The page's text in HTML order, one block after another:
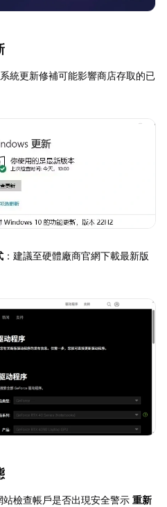
系統更新修補可能影響商店存取的已
：建議至硬體廠商官網下載最新版
站檢查帳戶是否出現安全警示 重新